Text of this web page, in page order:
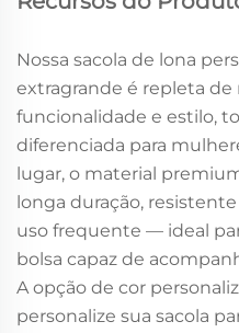
Nossa sacola de lona
extragrande é repleta de
funcionalidade e estilo,
diferenciada para
lugar, o material
longa duração,
uso frequente — ideal
bolsa capaz de
A opção de cor
personalize sua sacola